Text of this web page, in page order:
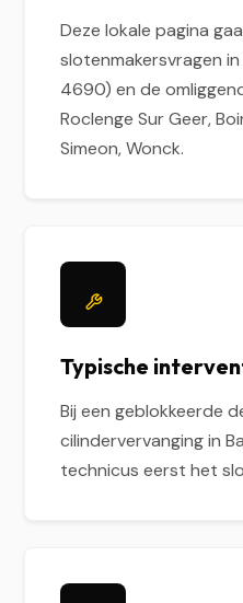
Deze lokale pagina
slotenmakersvragen
4690) en de
Roclenge Sur Geer,
Simeon, Wonck.
Typische
Bij een geblokkeerde
cilindervervanging in
technicus eerst het